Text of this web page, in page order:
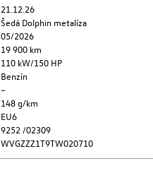
21.12.26
Šedá Dolphin metalíza
05/2026
19 900 km
110 kW/150 HP
Benzín
–
148 g/km
EU6
9252 /02309
WVGZZZ1T9TW020710